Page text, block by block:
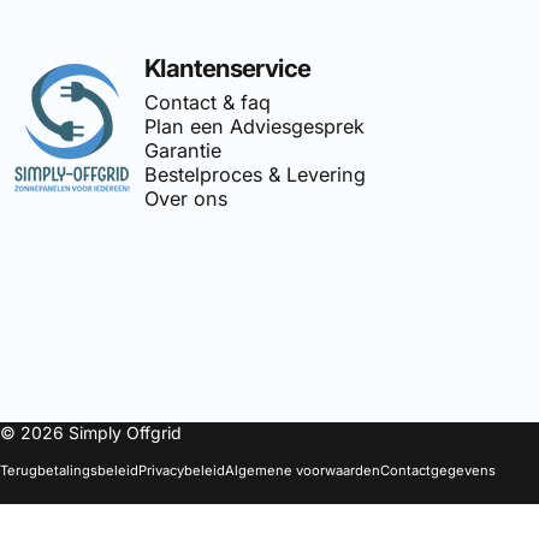
Simply Offgrid Klantenservice
Contact & faq
Plan een Adviesgesprek
Garantie
Bestelproces & Levering
Over ons
© 2026 Simply Offgrid
TerugbetalingsbeleidPrivacybeleidAlgemene voorwaardenContactgegevens